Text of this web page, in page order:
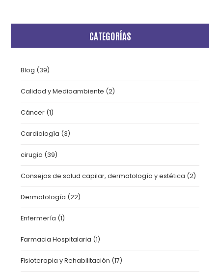
CATEGORÍAS
Blog (39)
Calidad y Medioambiente (2)
Cáncer (1)
Cardiología (3)
cirugia (39)
Consejos de salud capilar, dermatología y estética (2)
Dermatología (22)
Enfermería (1)
Farmacia Hospitalaria (1)
Fisioterapia y Rehabilitación (17)